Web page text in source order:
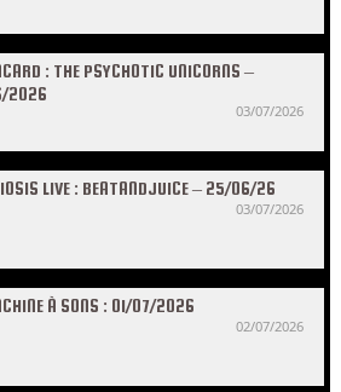
: THE PSYCHOTIC UNICORNS –
2026
03/07/2026
LIVE : BEATANDJUICE – 25/06/26
03/07/2026
À SONS : 01/07/2026
02/07/2026